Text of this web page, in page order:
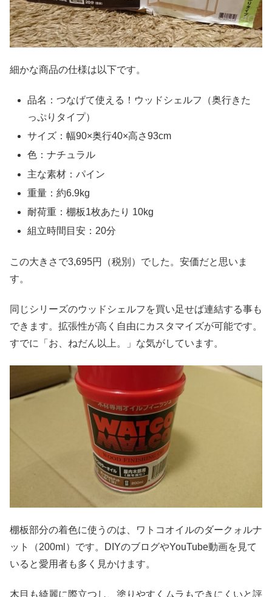
細かな商品の仕様は以下です。
品名：つなげて使える！ウッドシェルフ（奥行きた
っぷりタイプ）
サイズ：幅90×奥行40×高さ93cm
色：ナチュラル
主な素材：パイン
重量：約6.9kg
耐荷重：棚板1枚あたり 10kg
組立時間目安：20分
この大きさで3,695円（税別）でした。安価だと思いま
す。
同じシリーズのウッドシェルフを買い足せば連結する事も
できます。拡張性が高く自由にカスタマイズが可能です。
すでに「お、ねだん以上。」な気がしています。
棚板部分の着色に使うのは、ワトコオイルのダークォルナ
ット（200ml）です。DIYのブログやYouTube動画を見て
いると愛用者も多く見かけます。
木目も綺麗に際立つし、塗りやすくムラもできにくいと評